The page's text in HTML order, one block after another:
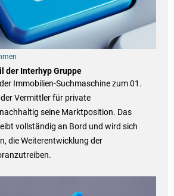
der Interhyp Gruppe
Immobilien-Suchmaschine zum 01.
Vermittler für private
seine Marktposition. Das
vollständig an Bord und wird sich
die Weiterentwicklung der